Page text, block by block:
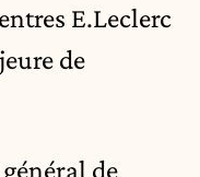
E.Leclerc
de
de